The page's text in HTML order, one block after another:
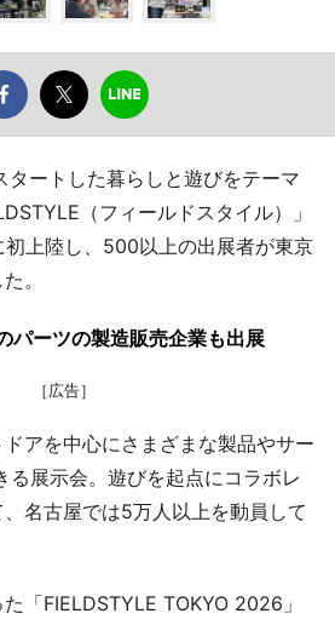
ートした暮らしと遊びをテーマ
（フィールドスタイル）」
初上陸し、500以上の出展者が東京
。
パーツの製造販売企業も出展
［広告］
アを中心にさまざまな製品やサー
る展示会。遊びを起点にコラボレ
名古屋では5万人以上を動員して
「FIELDSTYLE TOKYO 2026」